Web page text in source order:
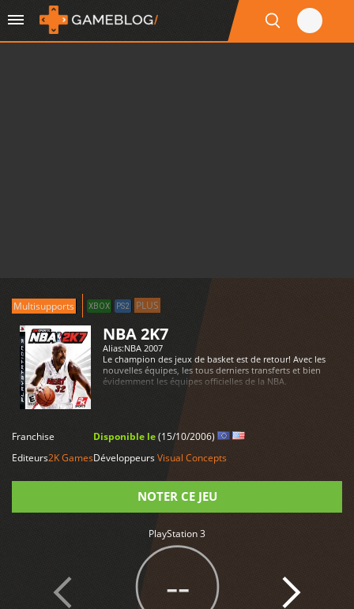
Multisupports XBOX PS2 PLUS
NBA 2K7
Alias:NBA 2007
Le champion des jeux de basket est de retour! Avec les
nouvelles équipes, les tous derniers transferts et bien
évidemment les équipes officielles de la NBA.
Franchise
Editeurs2K Games
Disponible le(15/10/2006)
DéveloppeursVisual Concepts
NOTER CE JEU
PlayStation 3
--